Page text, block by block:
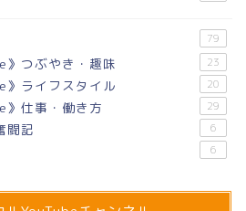
79
つぶやき・趣味 23
ライフスタイル 20
仕事・働き方 29
闘記 6
6